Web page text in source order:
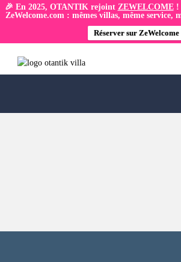
🎉 En 2025, OTANTIK rejoint ZEWELCOME!
ZeWelcome.com : mêmes villas, même service,
Réserver sur ZeWelcome